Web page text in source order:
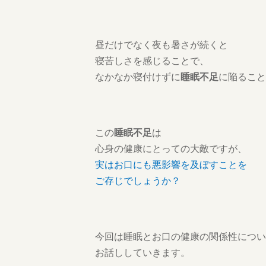
昼だけでなく夜も暑さが続くと
寝苦しさを感じることで、
なかなか寝付けずに睡眠不足に陥るこ
この睡眠不足は
心身の健康にとっての大敵ですが、
実はお口にも悪影響を及ぼすことを
ご存じでしょうか？
今回は睡眠とお口の健康の関係性につ
お話ししていきます。